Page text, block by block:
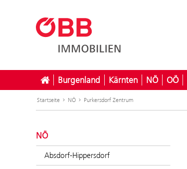
Burgenland Kärnten NÖ OÖ
Startseite NÖ Purkersdorf Zentrum
NÖ
Absdorf-Hippersdorf